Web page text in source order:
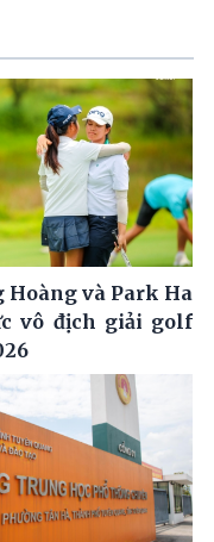
Hoàng và Park Ha
vô địch giải golf